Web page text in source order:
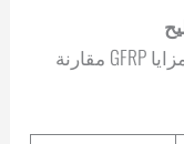
تسلط المقارنة المباشرة الضوء على مزايا GFRP مقارنة